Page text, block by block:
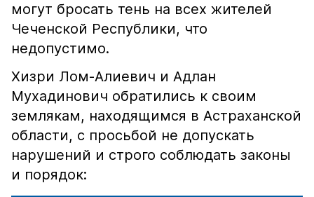
могут бросать тень на всех жителей
Чеченской Республики, что
недопустимо.
Хизри Лом-Алиевич и Адлан
Мухадинович обратились к своим
землякам, находящимся в Астраханской
области, с просьбой не допускать
нарушений и строго соблюдать законы
и порядок: